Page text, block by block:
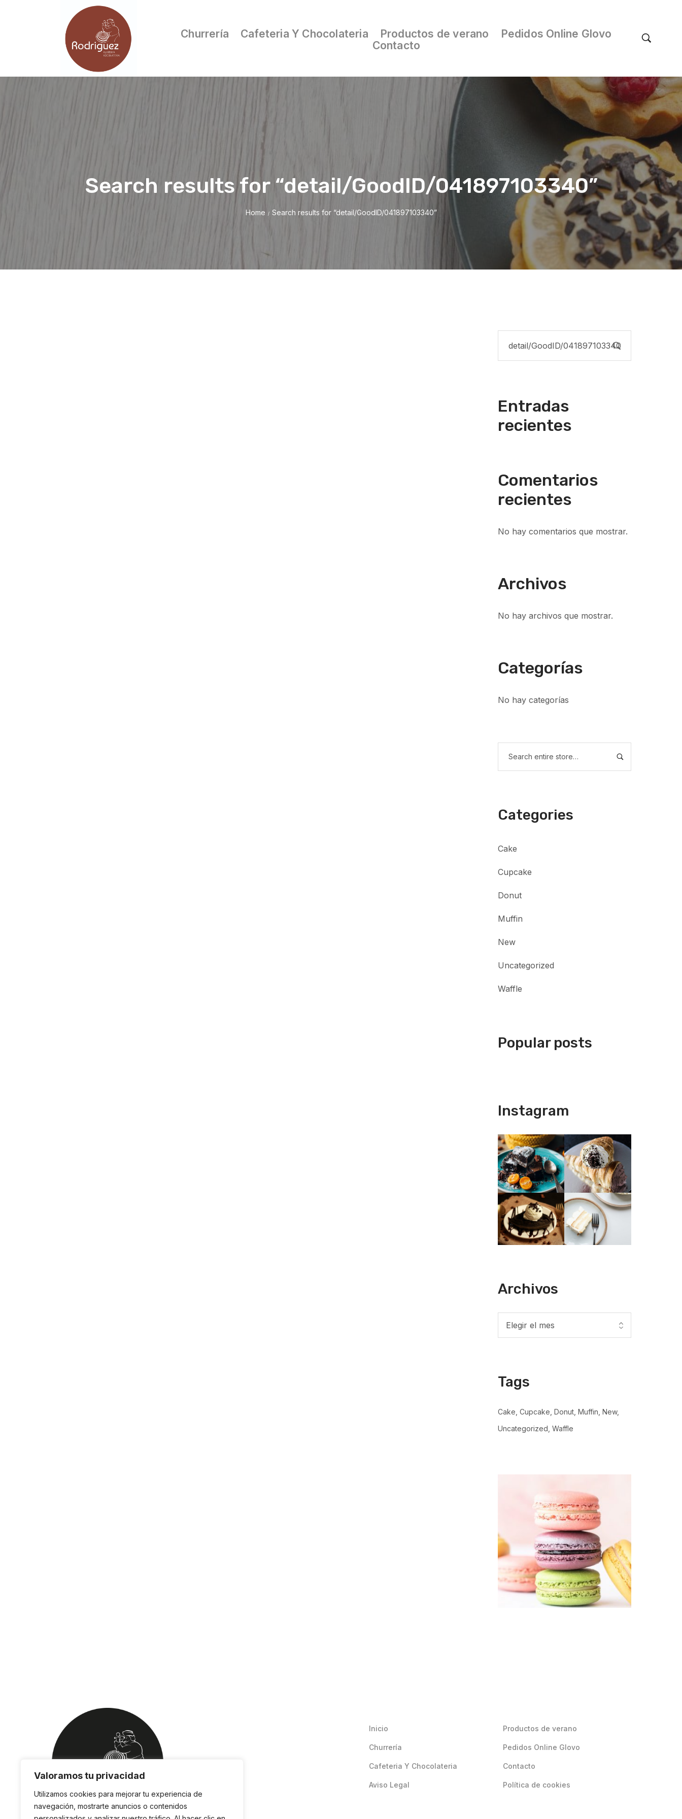
Valoramos tu privacidad
Utilizamos cookies para mejorar tu experiencia de
navegación, mostrarte anuncios o contenidos
Churrería Cafeteria Y Chocolateria Productos de verano
Pedidos Online Glovo
Contacto
Search results for “detail/GoodID/041897103340”
Home / Search results for “detail/GoodID/041897103340”
Entradas
recientes
Comentarios
recientes
No hay comentarios que mostrar.
Archivos
No hay archivos que mostrar.
Categorías
No hay categorías
Categories
Cake
Cupcake
Donut
Muffin
New
Uncategorized
Waffle
Popular posts
Instagram
Archivos
Tags
Cake Cupcake Donut Muffin New
Uncategorized Waffle
Inicio
Churrería
Cafeteria Y Chocolateria
Aviso Legal
Productos de verano
Pedidos Online Glovo
Contacto
Política de cookies